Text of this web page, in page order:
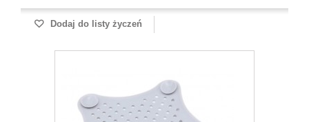
Dodaj do listy życzeń